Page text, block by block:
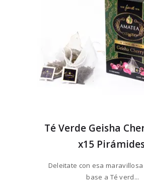
Té Verde Geisha
x15
Deleitate con esa
base a Té verd...